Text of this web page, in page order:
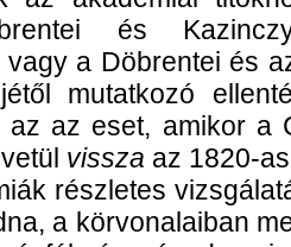
és
vagy a Döbrentei és
mutatkozó
az az eset, amikor a
vissza az 1820-
részletes
a körvonalaiban